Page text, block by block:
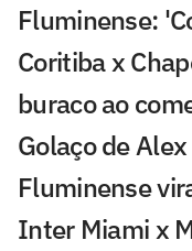
Fluminense:
Coritiba x
buraco ao
Golaço de
Fluminense
Inter Miami x